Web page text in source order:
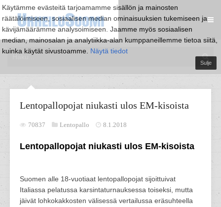
Käytämme evästeitä tarjoamamme sisällön ja mainosten
räätälöimiseen, sosiaalisen median ominaisuuksien tukemiseen ja
kävijämäärämme analysoimiseen. Jaamme myös sosiaalisen
median, mainosalan ja analytiikka-alan kumppaneillemme tietoa siitä,
kuinka käytät sivustoamme. Näytä tiedot
Sulje
Lentopallopojat niukasti ulos EM-kisoista
70837 Lentopallo 8.1.2018
Lentopallopojat niukasti ulos EM-kisoista
Suomen alle 18-vuotiaat lentopallopojat sijoittuivat
Italiassa pelatussa karsintaturnauksessa toiseksi, mutta
jäivät lohkokakkosten välisessä vertailussa eräsuhteella